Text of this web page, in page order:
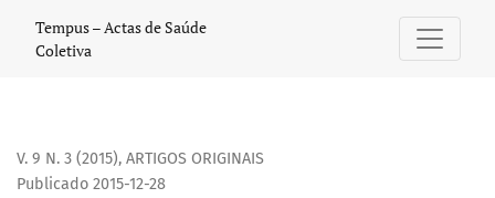
Controle primário na gestão de cooperações: uma análise
Tempus – Actas de Saúde
Coletiva
V. 9 N. 3 (2015), ARTIGOS ORIGINAIS
Publicado 2015-12-28